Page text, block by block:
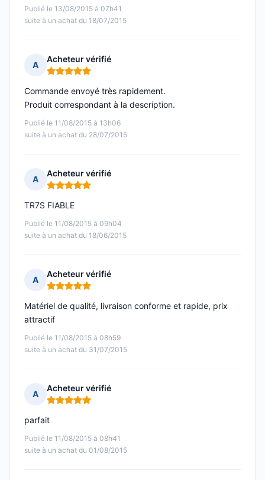
Publié le 13/08/2015 à 07h41
suite à un achat du 18/07/2015
A
Acheteur vérifié
Note : 5 sur 5
Publié le 11/08/2015 à 13h06
suite à un achat du 28/07/2015
Commande envoyé très rapidement.
Produit correspondant à la description.
A
Acheteur vérifié
Note : 5 sur 5
Publié le 11/08/2015 à 09h04
suite à un achat du 18/06/2015
TR7S FIABLE
A
Acheteur vérifié
Note : 5 sur 5
Publié le 11/08/2015 à 08h59
suite à un achat du 31/07/2015
Matériel de qualité, livraison conforme et rapide, prix
attractif
A
Acheteur vérifié
Note : 5 sur 5
Publié le 11/08/2015 à 08h41
suite à un achat du 01/08/2015
parfait